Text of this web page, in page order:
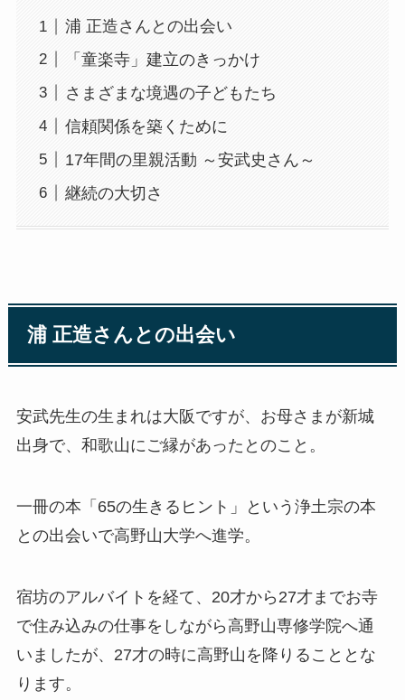
浦 正造さんとの出会い
「童楽寺」建立のきっかけ
さまざまな境遇の子どもたち
信頼関係を築くために
17年間の里親活動 ～安武史さん～
継続の大切さ
浦 正造さんとの出会い
安武先生の生まれは大阪ですが、お母さまが新城
出身で、和歌山にご縁があったとのこと。
一冊の本「65の生きるヒント」という浄土宗の本
との出会いで高野山大学へ進学。
宿坊のアルバイトを経て、20才から27才までお寺
で住み込みの仕事をしながら高野山専修学院へ通
いましたが、27才の時に高野山を降りることとな
ります。